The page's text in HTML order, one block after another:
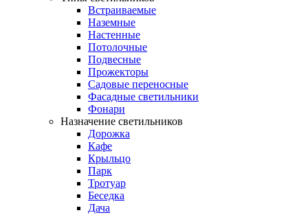
Встраиваемые
Наземные
Настенные
Потолочные
Подвесные
Прожекторы
Садовые переносные
Фасадные светильники
Фонари
Назначение светильников
Дорожка
Кафе
Крыльцо
Парк
Тротуар
Беседка
Дача